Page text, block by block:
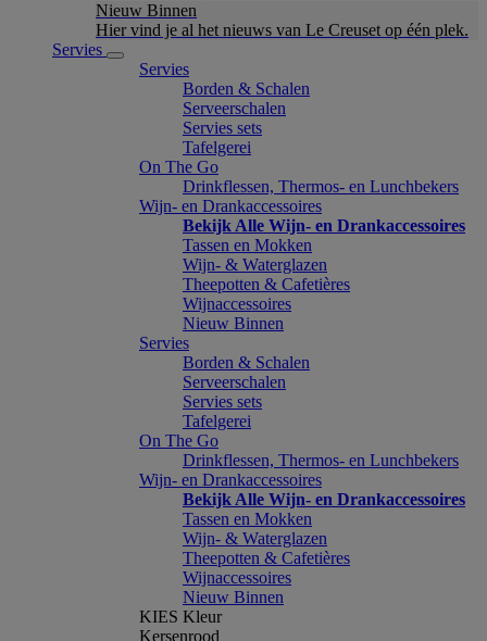
Nieuw Binnen
Hier vind je al het nieuws van Le Creuset op één plek.
Servies
Servies
Borden & Schalen
Serveerschalen
Servies sets
Tafelgerei
On The Go
Drinkflessen, Thermos- en Lunchbekers
Wijn- en Drankaccessoires
Bekijk Alle Wijn- en Drankaccessoires
Tassen en Mokken
Wijn- & Waterglazen
Theepotten & Cafetières
Wijnaccessoires
Nieuw Binnen
Servies
Borden & Schalen
Serveerschalen
Servies sets
Tafelgerei
On The Go
Drinkflessen, Thermos- en Lunchbekers
Wijn- en Drankaccessoires
Bekijk Alle Wijn- en Drankaccessoires
Tassen en Mokken
Wijn- & Waterglazen
Theepotten & Cafetières
Wijnaccessoires
Nieuw Binnen
KIES Kleur
Kersenrood